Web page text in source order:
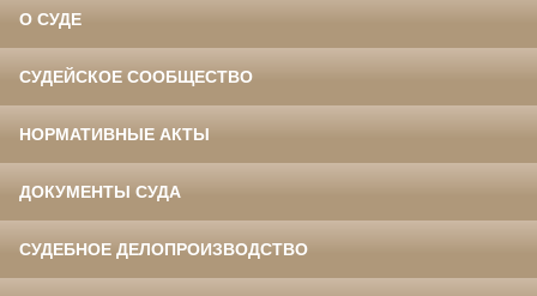
О СУДЕ
СУДЕЙСКОЕ СООБЩЕСТВО
НОРМАТИВНЫЕ АКТЫ
ДОКУМЕНТЫ СУДА
СУДЕБНОЕ ДЕЛОПРОИЗВОДСТВО